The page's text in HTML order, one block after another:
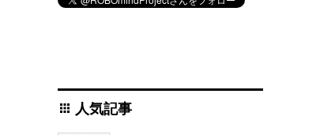
apps 人気記事